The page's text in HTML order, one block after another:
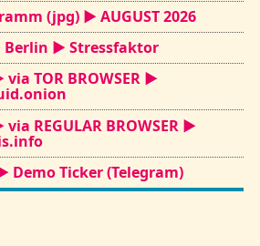
(jpg) ► AUGUST 2026
► Stressfaktor
TOR BROWSER ►
REGULAR BROWSER ►
Ticker (Telegram)